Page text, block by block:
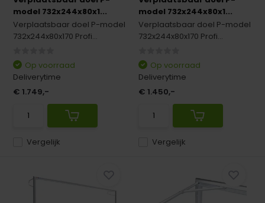
model 732x244x80x1...
Verplaatsbaar doel P-model
732x244x80x170 Profi...
Vergelijk
Op voorraad
Deliverytime
€ 1.749,-
model 732x244x80x1...
Verplaatsbaar doel P-model
732x244x80x170 Profi...
Vergelijk
Op voorraad
Deliverytime
€ 1.450,-